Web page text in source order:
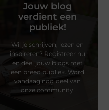
Jouw blog
verdient een
publiek!
Wil je schrijven, lezen en
inspireren? Registreer nu
en deel jouw blogs met
een breed publiek. Word
vandaag nog deel van
onze community!